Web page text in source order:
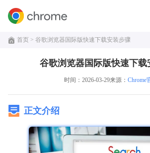
首页 > 谷歌浏览器国际版快速下载安装步骤
谷歌浏览器国际版快速下载
时间：2026-03-29来源： Chrome
正文介绍